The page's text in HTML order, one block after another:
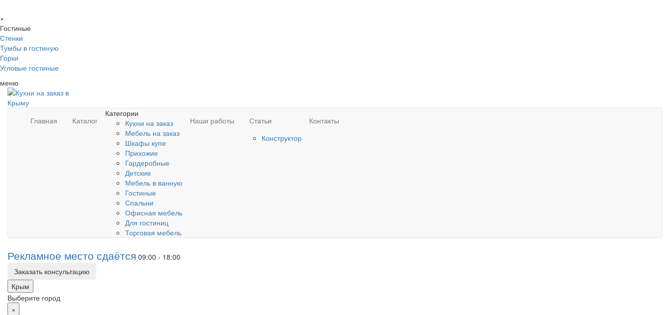
×
Гостиные
Стенки
Тумбы в гостиную
Горки
Угловые гостиные
меню
Главная Каталог
Категории
Кухни на заказ
Мебель на заказ
Шкафы купе
Прихожие
Гардеробные
Детские
Мебель в ванную
Гостиные
Спальни
Офисная мебель
Для гостиниц
Торговая мебель
Наши работы
Статьи
Конструктор
Контакты
Рекламное место сдаётся 09:00 - 18:00
Заказать консультацию
Крым
Выберите город
×